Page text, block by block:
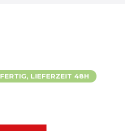
LIEFERZEIT 48H